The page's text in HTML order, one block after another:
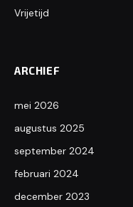
Vrijetijd
ARCHIEF
mei 2026
augustus 2025
september 2024
februari 2024
december 2023